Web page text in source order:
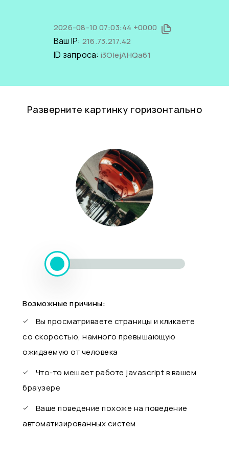
2026-08-10 07:03:44 +0000
Ваш IP: 216.73.217.42
ID запроса: i3OlejAHQa61
Разверните картинку горизонтально
Возможные причины:
Вы просматриваете страницы и кликаете
со скоростью, намного превышающую
ожидаемую от человека
Что-то мешает работе javascript в вашем
браузере
Ваше поведение похоже на поведение
автоматизированных систем